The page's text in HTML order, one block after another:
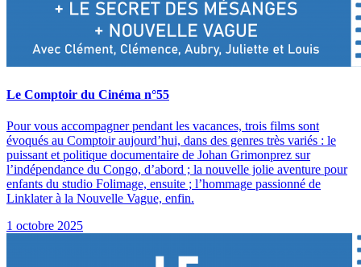
Le Comptoir du Cinéma n°55
Pour vous accompagner pendant les vacances, trois films sont
évoqués au Comptoir aujourd’hui, dans des genres très variés : le
puissant et politique documentaire de Johan Grimonprez sur
l’indépendance du Congo, d’abord ; la nouvelle jolie aventure pour
enfants du studio Folimage, ensuite ; l’hommage passionné de
Linklater à la Nouvelle Vague, enfin.
1 octobre 2025